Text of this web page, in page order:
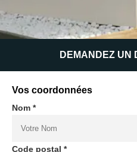
DEMANDEZ UN
Vos coordonnées
Nom *
Code postal *